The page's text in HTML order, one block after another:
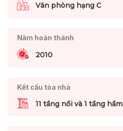
Văn phòng hạng C
Năm hoàn thành
2010
Kết cấu tòa nhà
11 tầng nổi và 1 tầng hầm